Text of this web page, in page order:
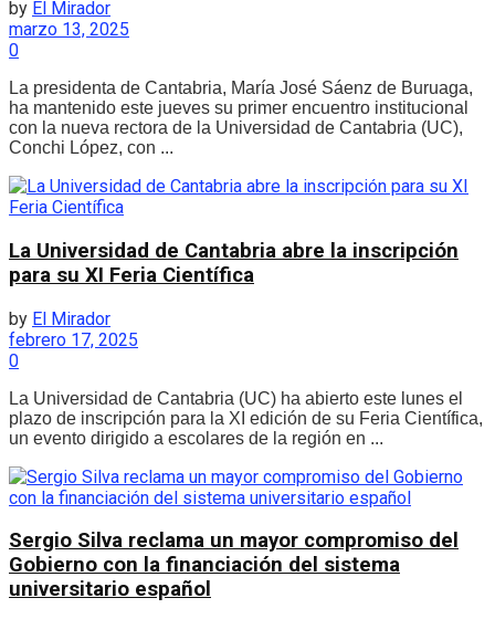
by El Mirador
marzo 13, 2025
0
La presidenta de Cantabria, María José Sáenz de Buruaga,
ha mantenido este jueves su primer encuentro institucional
con la nueva rectora de la Universidad de Cantabria (UC),
Conchi López, con ...
La Universidad de Cantabria abre la inscripción
para su XI Feria Científica
by El Mirador
febrero 17, 2025
0
La Universidad de Cantabria (UC) ha abierto este lunes el
plazo de inscripción para la XI edición de su Feria Científica,
un evento dirigido a escolares de la región en ...
Sergio Silva reclama un mayor compromiso del
Gobierno con la financiación del sistema
universitario español